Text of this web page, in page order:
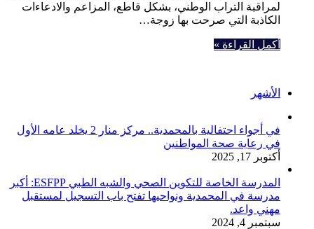
لمراقبة التراب الوطني، بشكل قاطع، المزاعم والادعاءات
الكاذبة التي صرحت بها زوجة…
أكمل القراءة »
الأشهر
في أجواء احتفالية بالمحمدية.. مركز منار 2 يخلد عامه الأول
في رعاية صحة المواطنين
أكتوبر 17, 2025
المدرسة الخاصة للتكوين الصحي والشبه الطبي ESFPP: أكبر
مدرسة في المحمدية ونواحيها تفتح باب التسجيل لمستقبل
مهني واعد.
سبتمبر 4, 2024